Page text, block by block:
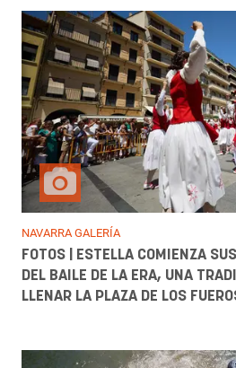
NAVARRA GALERÍA
FOTOS | ESTELLA COMIENZA
DEL BAILE DE LA ERA, UNA
LLENAR LA PLAZA DE LOS